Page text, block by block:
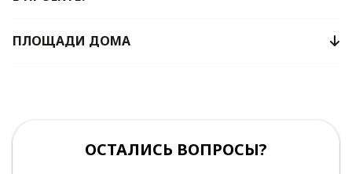
ПЛОЩАДИ ДОМА
ОСТАЛИСЬ ВОПРОСЫ?